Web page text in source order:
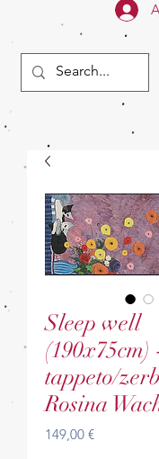
Sleep well
(190x75cm)
tappeto/
Rosina
149,00 €Prezzo